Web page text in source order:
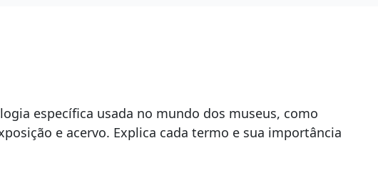
específica usada no mundo dos museus, como
e acervo. Explica cada termo e sua importância